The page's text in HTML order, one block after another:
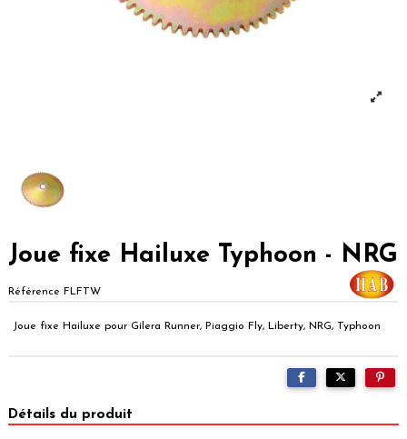
Joue fixe Hailuxe Typhoon - NRG
Référence FLFTW
Joue fixe Hailuxe pour Gilera Runner, Piaggio Fly, Liberty, NRG, Typhoon
Détails du produit